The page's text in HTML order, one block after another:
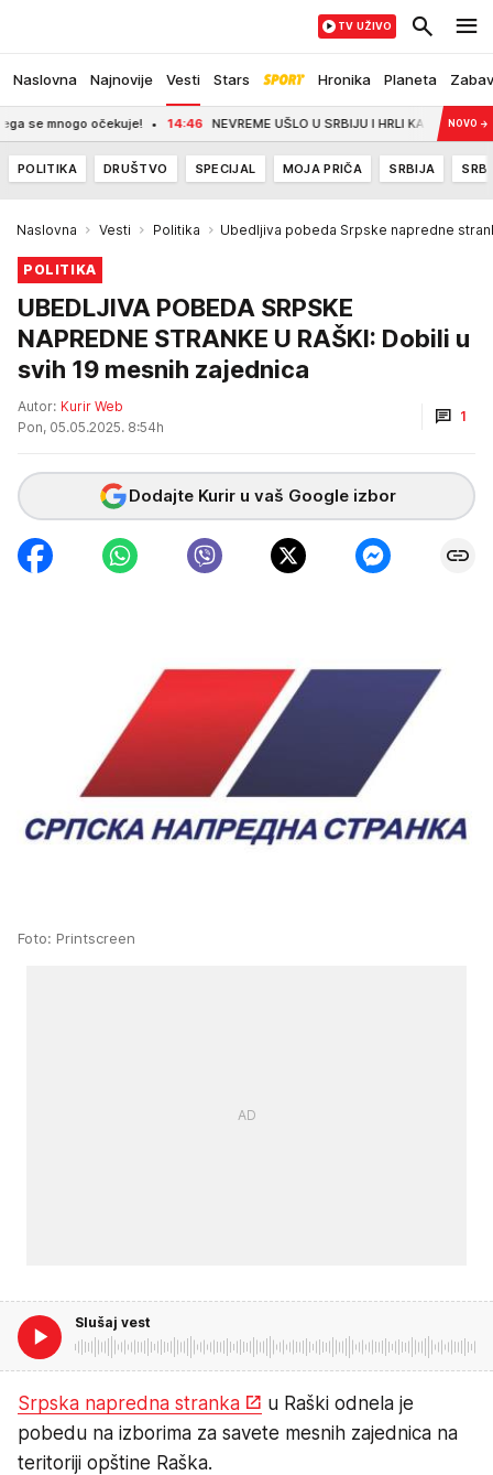
Naslovna Najnovije Vesti Stars Hronika Planeta
TV UŽIVO
mnogo očekuje! 14:46 NEVREME UŠLO U SRBIJU I HRLI KA NOVO →
POLITIKA DRUŠTVO SPECIJAL MOJA PRIČA SRBIJA
Naslovna Vesti Politika Ubedljiva pobeda Srpske napredne
POLITIKA
UBEDLJIVA POBEDA SRPSKE
NAPREDNE STRANKE U RAŠKI: Dobili u
svih 19 mesnih zajednica
Autor: Kurir Web
Pon, 05.05.2025. 8:54h
1
Dodajte Kurir u vaš Google izbor
Foto: Printscreen
Slušaj vest
Srpska napredna stranka
u Raški odnela je
pobedu na izborima za savete mesnih zajednica na
teritoriji opštine Raška.